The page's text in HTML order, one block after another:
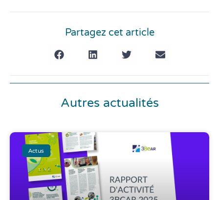
Partagez cet article
Autres actualités
Actus